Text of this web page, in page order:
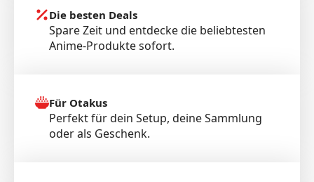
Die besten Deals
Spare Zeit und entdecke die beliebtesten
Anime-Produkte sofort.
Für Otakus
Perfekt für dein Setup, deine Sammlung
oder als Geschenk.